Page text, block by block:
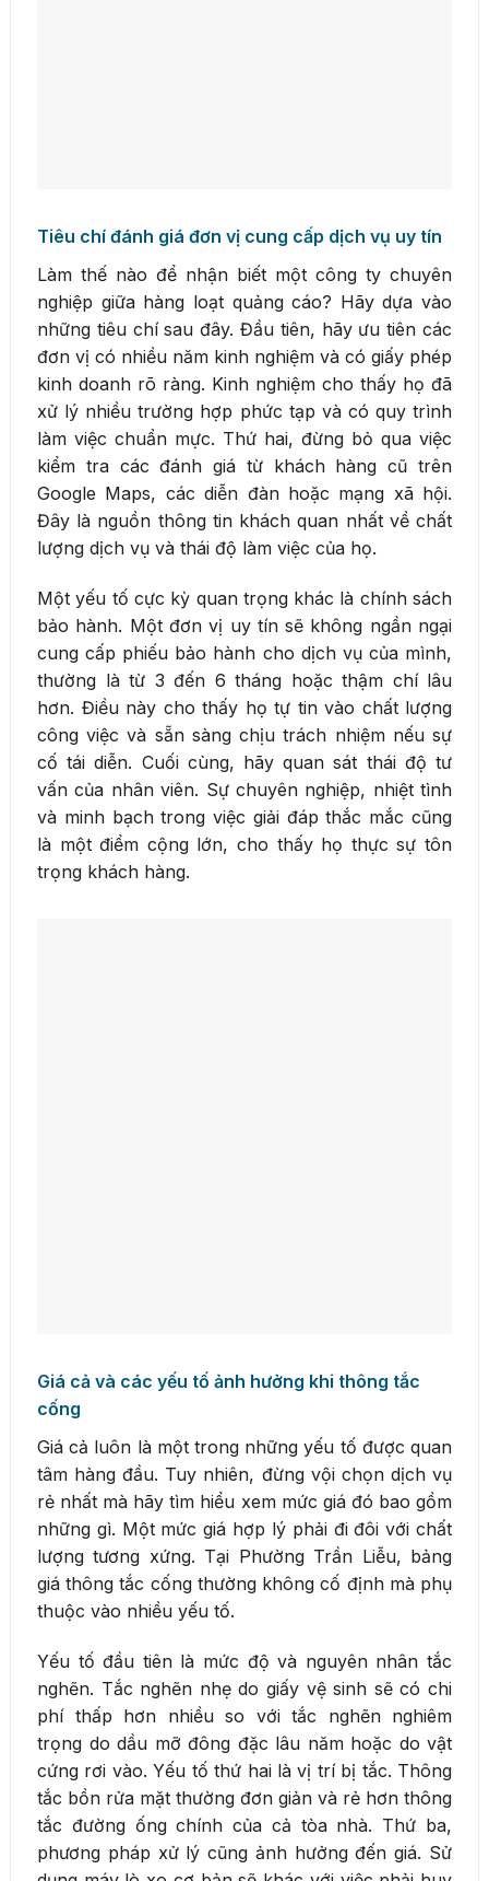
Tiêu chí đánh giá đơn vị cung cấp dịch vụ uy tín
Làm thế nào để nhận biết một công ty chuyên
nghiệp giữa hàng loạt quảng cáo? Hãy dựa vào
những tiêu chí sau đây. Đầu tiên, hãy ưu tiên các
đơn vị có nhiều năm kinh nghiệm và có giấy phép
kinh doanh rõ ràng. Kinh nghiệm cho thấy họ đã
xử lý nhiều trường hợp phức tạp và có quy trình
làm việc chuẩn mực. Thứ hai, đừng bỏ qua việc
kiểm tra các đánh giá từ khách hàng cũ trên
Google Maps, các diễn đàn hoặc mạng xã hội.
Đây là nguồn thông tin khách quan nhất về chất
lượng dịch vụ và thái độ làm việc của họ.
Một yếu tố cực kỳ quan trọng khác là chính sách
bảo hành. Một đơn vị uy tín sẽ không ngần ngại
cung cấp phiếu bảo hành cho dịch vụ của mình,
thường là từ 3 đến 6 tháng hoặc thậm chí lâu
hơn. Điều này cho thấy họ tự tin vào chất lượng
công việc và sẵn sàng chịu trách nhiệm nếu sự
cố tái diễn. Cuối cùng, hãy quan sát thái độ tư
vấn của nhân viên. Sự chuyên nghiệp, nhiệt tình
và minh bạch trong việc giải đáp thắc mắc cũng
là một điểm cộng lớn, cho thấy họ thực sự tôn
trọng khách hàng.
Giá cả và các yếu tố ảnh hưởng khi thông tắc
cống
Giá cả luôn là một trong những yếu tố được quan
tâm hàng đầu. Tuy nhiên, đừng vội chọn dịch vụ
rẻ nhất mà hãy tìm hiểu xem mức giá đó bao gồm
những gì. Một mức giá hợp lý phải đi đôi với chất
lượng tương xứng. Tại Phường Trần Liễu, bảng
giá thông tắc cống thường không cố định mà phụ
thuộc vào nhiều yếu tố.
Yếu tố đầu tiên là mức độ và nguyên nhân tắc
nghẽn. Tắc nghẽn nhẹ do giấy vệ sinh sẽ có chi
phí thấp hơn nhiều so với tắc nghẽn nghiêm
trọng do dầu mỡ đông đặc lâu năm hoặc do vật
cứng rơi vào. Yếu tố thứ hai là vị trí bị tắc. Thông
tắc bồn rửa mặt thường đơn giản và rẻ hơn thông
tắc đường ống chính của cả tòa nhà. Thứ ba,
phương pháp xử lý cũng ảnh hưởng đến giá. Sử